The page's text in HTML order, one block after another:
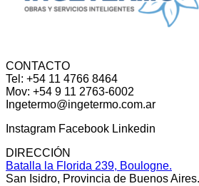
CONTACTO
Tel: +54 11 4766 8464
Mov: +54 9 11 2763-6002
Ingetermo@ingetermo.com.ar
Instagram Facebook Linkedin
DIRECCIÓN
Batalla la Florida 239, Boulogne.
San Isidro, Provincia de Buenos Aires.